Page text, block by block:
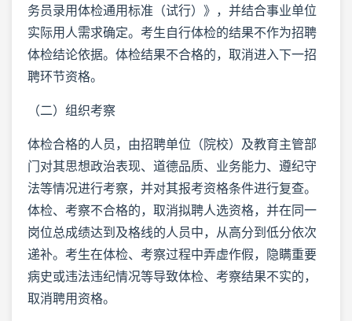
务员录用体检通用标准（试行）》，并结合事业单位
实际用人需求确定。考生自行体检的结果不作为招聘
体检结论依据。体检结果不合格的，取消进入下一招
聘环节资格。
（二）组织考察
体检合格的人员，由招聘单位（院校）及教育主管部
门对其思想政治表现、道德品质、业务能力、遵纪守
法等情况进行考察，并对其报考资格条件进行复查。
体检、考察不合格的，取消拟聘人选资格，并在同一
岗位总成绩达到及格线的人员中，从高分到低分依次
递补。考生在体检、考察过程中弄虚作假，隐瞒重要
病史或违法违纪情况等导致体检、考察结果不实的，
取消聘用资格。